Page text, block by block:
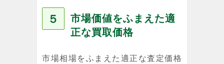
５
市場価値をふまえた適
正な買取価格
市場相場をふまえた適正な査定価格